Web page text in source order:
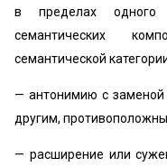
в пределах одного
семантических
семантической
— антонимию с заменой
другим,
— расширение или